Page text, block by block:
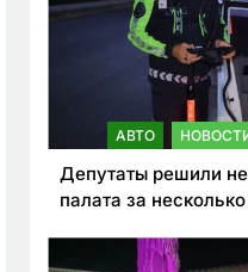
АВТО
Депутаты решили
палата за